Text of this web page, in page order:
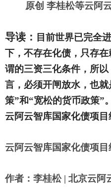
原创 李桂松等云阿
导读： 目前世界已完全
下，不存在化债，只存
谓的三资三化条件，所
言，必须开闸放水，也
策”和“宽松的货币政策”
云阿云智库国家化债项目
云阿云智库国家化债项目
作者：李桂松 | 北京云阿